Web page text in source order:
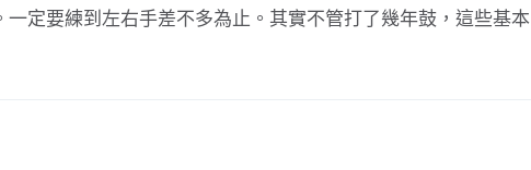
定要練到左右手差不多為止。其實不管打了幾年鼓，這些基本